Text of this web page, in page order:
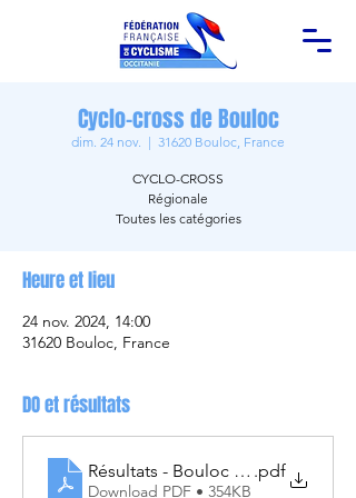
Cyclo-cross de Bouloc
dim. 24 nov.
  |
31620 Bouloc, France
CYCLO-CROSS
Régionale
Toutes les catégories
Heure et lieu
24 nov. 2024, 14:00
31620 Bouloc, France
DO et résultats
Résultats - Bouloc - 24.11.2024
.pdf
Download PDF • 354KB